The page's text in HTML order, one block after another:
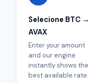
Selecione BTC →
AVAX
Enter your amount
and our engine
instantly shows the
best available rate.